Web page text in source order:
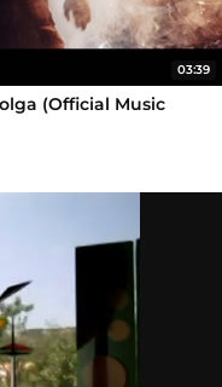
03:39
(Official Music